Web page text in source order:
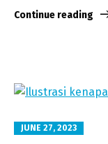
Continue reading
JUNE 27, 2023